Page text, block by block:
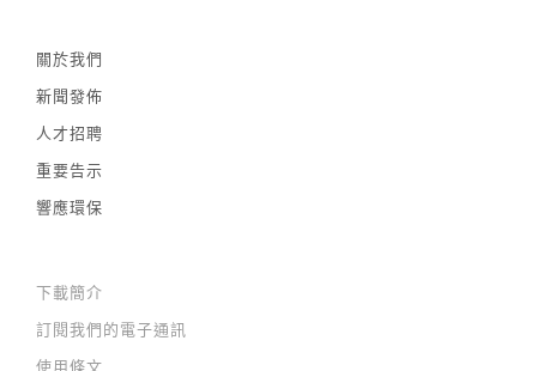
關於我們
新聞發佈
人才招聘
重要告示
響應環保
下載簡介
訂閱我們的電子通訊
使用條文